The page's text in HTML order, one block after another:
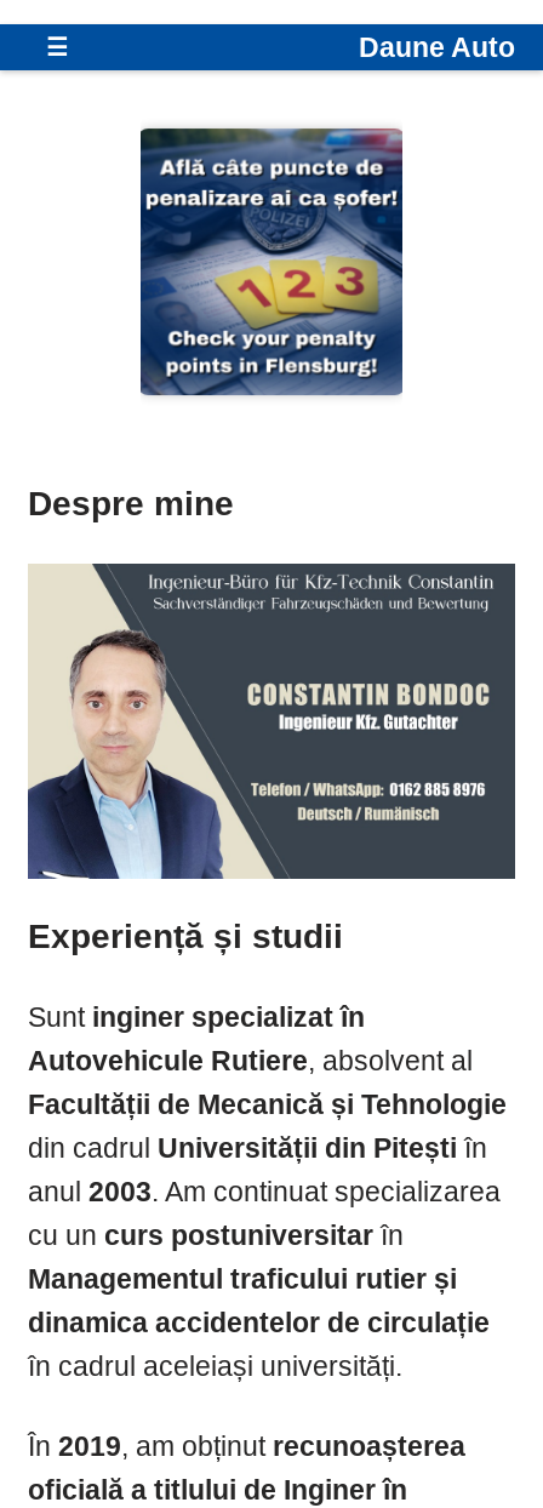
☰ Daune Auto
Despre mine
Experiență și studii
Sunt inginer specializat în
Autovehicule Rutiere, absolvent al
Facultății de Mecanică și Tehnologie
din cadrul Universității din Pitești în
anul 2003. Am continuat specializarea
cu un curs postuniversitarîn
Managementul traficului rutier și
dinamica accidentelor de circulație
în cadrul aceleiași universități.
În 2019, am obținut recunoașterea
oficială a titlului de Inginer în